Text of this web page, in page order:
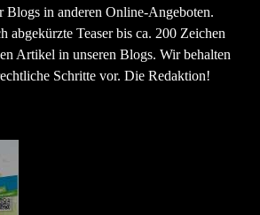
Blogs in anderen Online-Angeboten.
abgekürzte Teaser bis ca. 200 Zeichen
Artikel in unseren Blogs. Wir behalten
Schritte vor. Die Redaktion!